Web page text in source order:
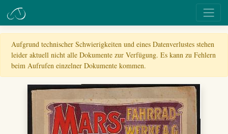
Aufgrund technischer Schwierigkeiten und eines Datenverlustes stehen
leider aktuell nicht alle Dokumente zur Verfügung. Es kann zu Fehlern
beim Aufrufen einzelner Dokumente kommen.